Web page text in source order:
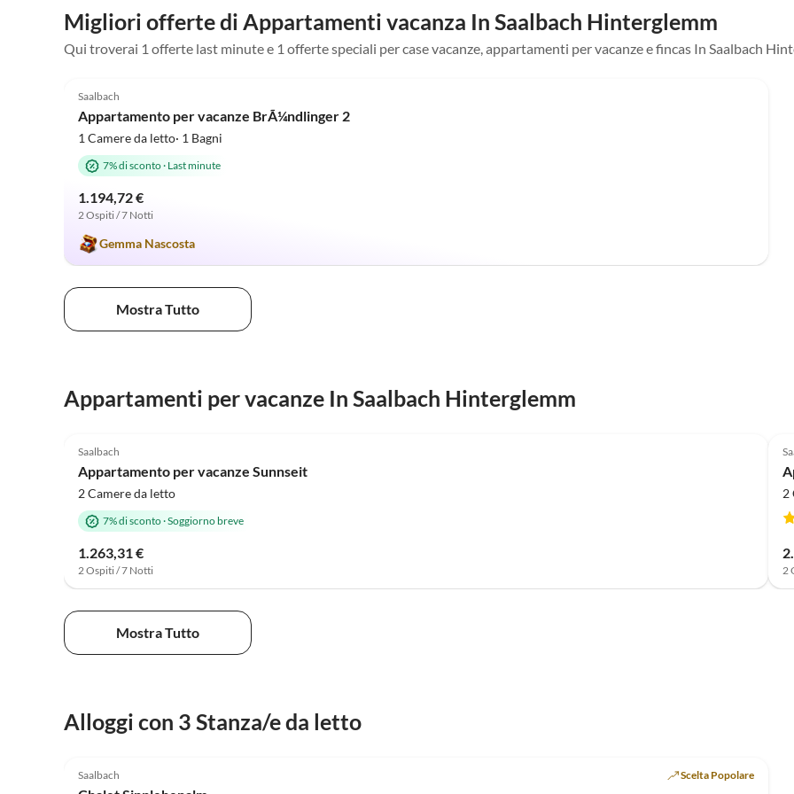
Migliori offerte di Appartamenti vacanza In Saalbach Hinterglemm
Qui troverai 1 offerte last minute e 1 offerte speciali per case vacanze, appartamenti per vacanze e fincas In Saalbach
Annuncio in
Saalbach
Appartamento per vacanze BrÃ¼ndlinger 2
1 Camere da letto· 1 Bagni
7% di sconto· Last minute
1.194,72 €
2 Ospiti / 7 Notti
Gemma Nascosta
Mostra Tutto
Appartamenti per vacanze In Saalbach Hinterglemm
Saalbach
Appartamento per vacanze Sunnseit
2 Camere da letto
7% di sconto·Soggiorno breve
1.263,31 €
2 Ospiti / 7 Notti
2
2
Mostra Tutto
Alloggi con 3 Stanza/e da letto
Saalbach Scelta Popolare